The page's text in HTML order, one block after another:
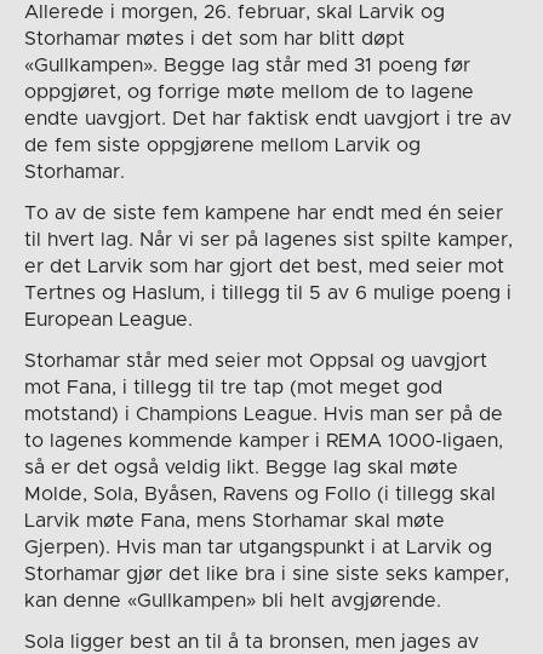
Allerede i morgen, 26. februar, skal Larvik og
Storhamar møtes i det som har blitt døpt
«Gullkampen». Begge lag står med 31 poeng før
oppgjøret, og forrige møte mellom de to lagene
endte uavgjort. Det har faktisk endt uavgjort i tre av
de fem siste oppgjørene mellom Larvik og
Storhamar.
To av de siste fem kampene har endt med én seier
til hvert lag. Når vi ser på lagenes sist spilte kamper,
er det Larvik som har gjort det best, med seier mot
Tertnes og Haslum, i tillegg til 5 av 6 mulige poeng i
European League.
Storhamar står med seier mot Oppsal og uavgjort
mot Fana, i tillegg til tre tap (mot meget god
motstand) i Champions League. Hvis man ser på de
to lagenes kommende kamper i REMA 1000-ligaen,
så er det også veldig likt. Begge lag skal møte
Molde, Sola, Byåsen, Ravens og Follo (i tillegg skal
Larvik møte Fana, mens Storhamar skal møte
Gjerpen). Hvis man tar utgangspunkt i at Larvik og
Storhamar gjør det like bra i sine siste seks kamper,
kan denne «Gullkampen» bli helt avgjørende.
Sola ligger best an til å ta bronsen, men jages av